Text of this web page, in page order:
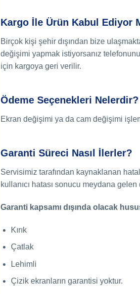
Kargo İle Ürün Kabul Ediyor
Birçok kişi şehir dışından bize
değişimi yapmak istiyorsanız
için kargoya geri verilir.
Ödeme Seçenekleri Nelerdir?
Ekran değişimi ya da cam değişimi
Garanti Süreci Nasıl İlerler?
Servisimiz tarafından kaynaklanan
kullanıcı hatası sonucu meydana
Garanti kapsamı dışında olacak
Kırık
Çatlak
Lehimli
Çizik ekranların garantisi yoktur.